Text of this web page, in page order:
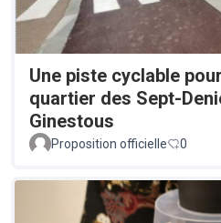
Une piste cyclable
quartier des Sept-
Ginestous
Proposition officielle 0